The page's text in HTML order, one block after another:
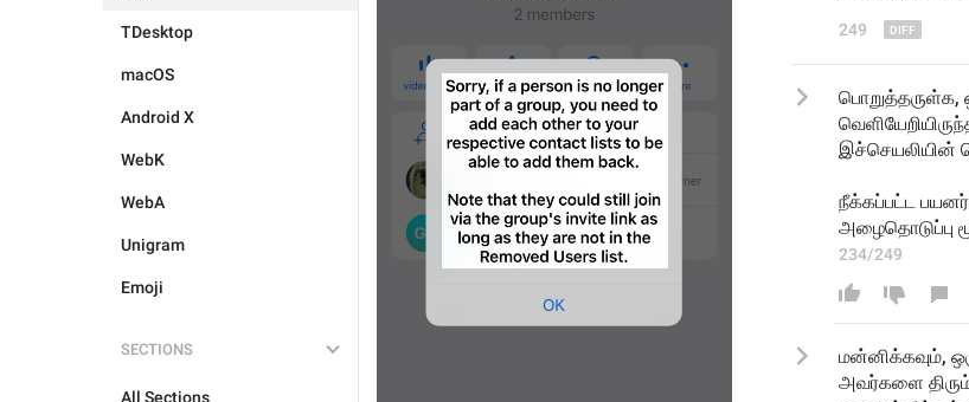
TDesktop
macOS
Android X
WebK
WebA
Unigram
Emoji
SECTIONS
All Sections
249
பொறுத்தருள்க,
இச்செயலியின்
நீக்கப்பட்ட
அழைதொடுப்பு
234/249
மன்னிக்கவும்,
அவர்களை